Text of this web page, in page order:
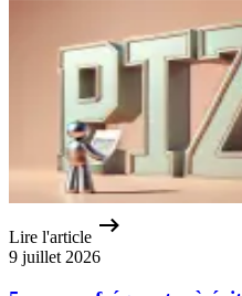
Lire l'article
9 juillet 2026